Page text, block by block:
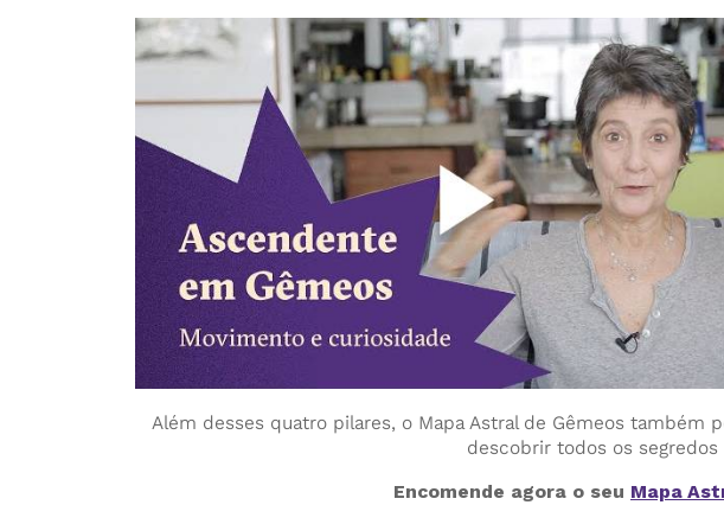
Além desses quatro pilares, o Mapa Astral de Gêmeos também
descobrir todos os
Encomende agora o seu Mapa